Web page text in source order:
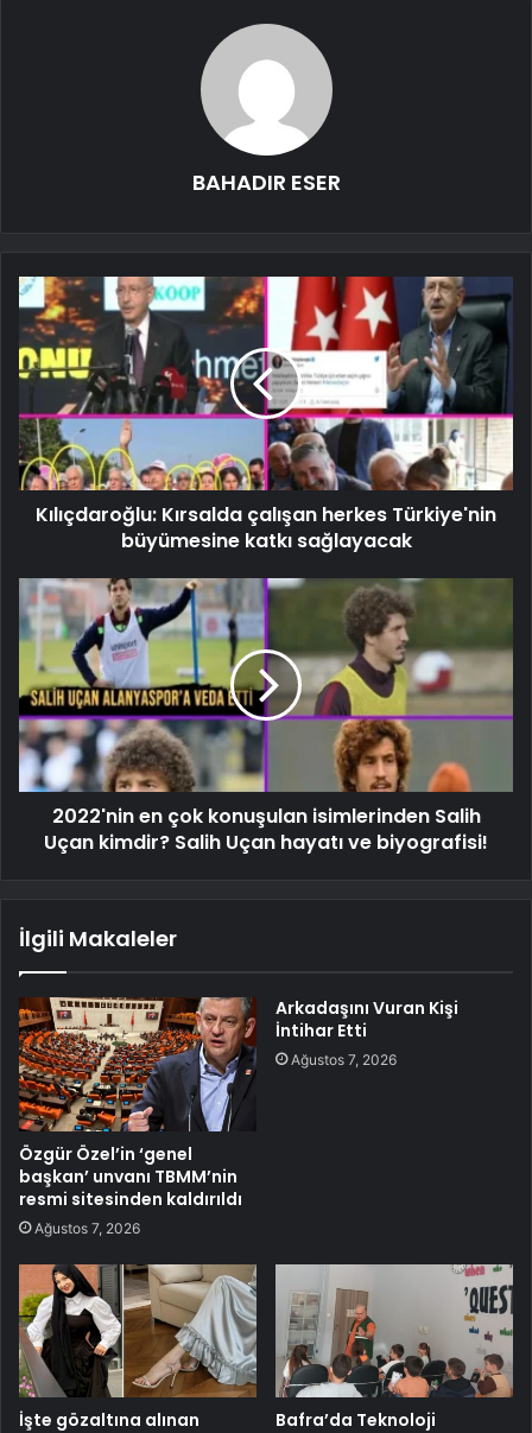
BAHADIR ESER
Kılıçdaroğlu: Kırsalda çalışan herkes Türkiye'nin
büyümesine katkı sağlayacak
2022'nin en çok konuşulan isimlerinden Salih
Uçan kimdir? Salih Uçan hayatı ve biyografisi!
İlgili Makaleler
Özgür Özel’in ‘genel
başkan’ unvanı TBMM’nin
resmi sitesinden kaldırıldı
Ağustos 7, 2026
Arkadaşını Vuran Kişi
İntihar Etti
Ağustos 7, 2026
İşte gözaltına alınan
Bafra’da Teknoloji